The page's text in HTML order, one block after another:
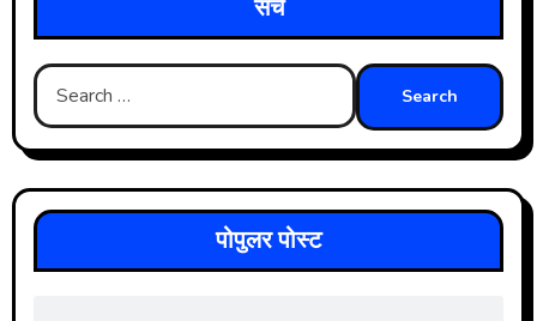
सर्च
Search
for:
पोपुलर पोस्ट